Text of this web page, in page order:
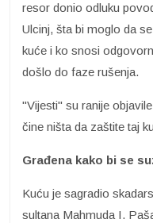
resor donio odluku
Ulcinj, šta bi moglo da
kuće i ko snosi
došlo do faze rušenja.
"Vijesti" su ranije
čine ništa da zaštite taj
Građena kako bi se
Kuću je sagradio
sultana Mahmuda I.